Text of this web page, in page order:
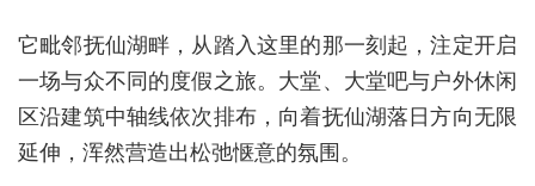
它毗邻抚仙湖畔，从踏入这里的那一刻起，注定开启
一场与众不同的度假之旅。大堂、大堂吧与户外休闲
区沿建筑中轴线依次排布，向着抚仙湖落日方向无限
延伸，浑然营造出松弛惬意的氛围。